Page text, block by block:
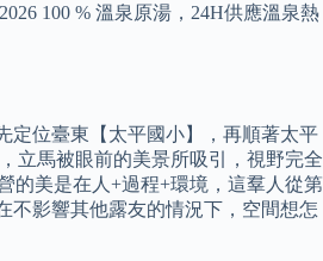
100 % 溫泉原湯，24H供應溫泉熱
定位臺東【太平國小】，再順著太平
立馬被眼前的美景所吸引，視野完全
的美是在人+過程+環境，這羣人從第
不影響其他露友的情況下，空間想怎